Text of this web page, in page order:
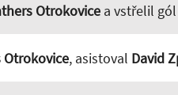
Otrokovicea vstřelil gól
Otrokovice, asistoval David